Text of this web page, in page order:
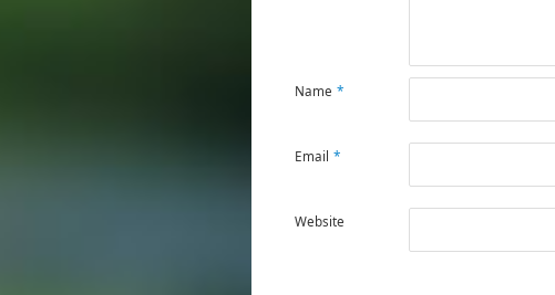
Name *
Email *
Website